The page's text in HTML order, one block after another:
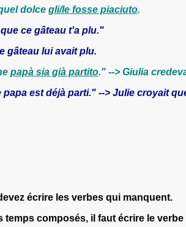
dolce gli/le fosse piaciuto.
ce gâteau t'a plu."
gâteau lui avait plu.
papà sia già partito." --> Giulia
est déjà parti." --> Julie croyait
écrire les verbes qui manquent.
temps composés, il faut écrire le